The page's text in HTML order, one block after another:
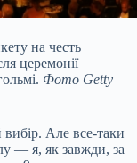
на честь
церемонії
Фото Getty
Але все-таки
— я, як завжди, за